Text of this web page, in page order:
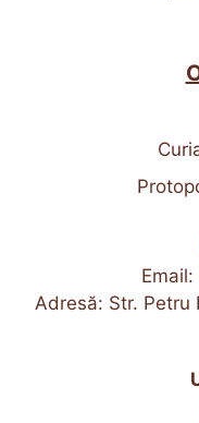
Email:
Adresă: Str. Petru